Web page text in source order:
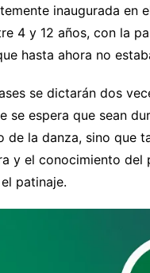
inaugurada en
4 y 12 años, con la
hasta ahora no
se dictarán dos
se espera que sean
de la danza, sino que
y el conocimiento del
patinaje.